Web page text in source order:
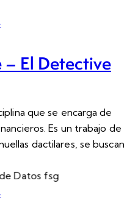
– El Detective
que se encarga de
Es un trabajo de
dactilares, se buscan